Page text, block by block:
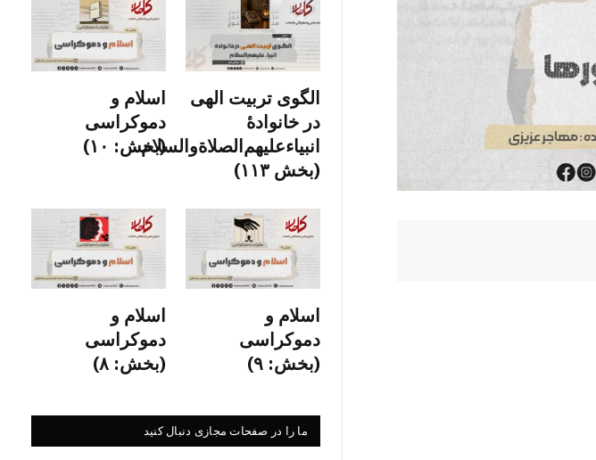
الگوی تربیت الهی
در خانوادۀ
انبیاءعلیهم‌الصلاةو‌السلام
(بخش ۱۱۳)
اسلام و
دموکراسی
(بخش: ۱۰)
اسلام و
دموکراسی
(بخش: ۹)
اسلام و
دموکراسی
(بخش: ۸)
ما را در صفحات مجازی دنبال کنید